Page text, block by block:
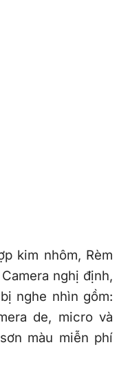
kim nhôm, Rèm
nghị định,
nghe nhìn gồm:
de, micro và
màu miễn phí